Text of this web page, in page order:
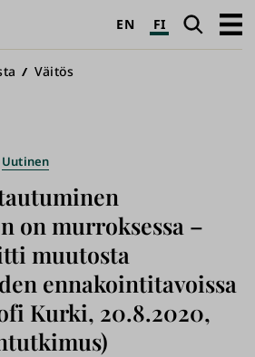
EN FI Haku
Avaa
Väitös
on murroksessa –
muutosta
ennakointitavoissa
Kurki, 20.8.2020,
Uutinen